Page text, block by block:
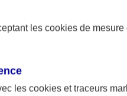
les cookies de mesure
les cookies et traceurs